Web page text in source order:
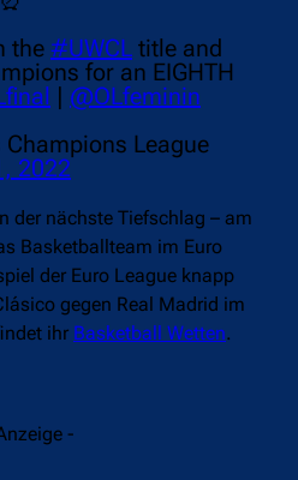
the #UWCL title and
for an EIGHTH
| @OLfeminin
Champions League
2022
der nächste Tiefschlag – am
Basketballteam im Euro
der Euro League knapp
gegen Real Madrid im
ihr Basketball Wetten.
-